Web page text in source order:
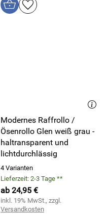
Modernes Raffrollo /
Ösenrollo Glen weiß grau -
haltransparent und
lichtdurchlässig
4 Varianten
Lieferzeit: 2-3 Tage **
ab 24,95 €
inkl. 19% MwSt., zzgl.
Versandkosten